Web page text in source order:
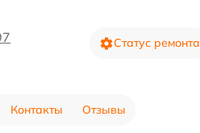
Статус ремонта
Контакты Отзывы